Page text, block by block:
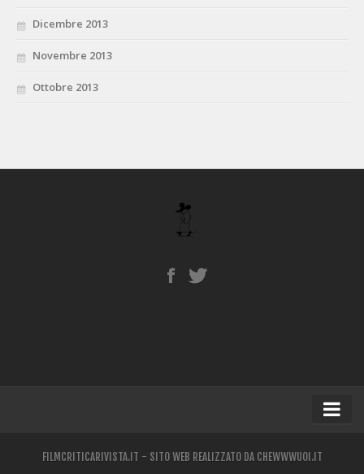
Dicembre 2013
Novembre 2013
Ottobre 2013
FILMCRITICARIVISTA.IT - SITO WEB REALIZZATO DA CHEWWWUOI.IT